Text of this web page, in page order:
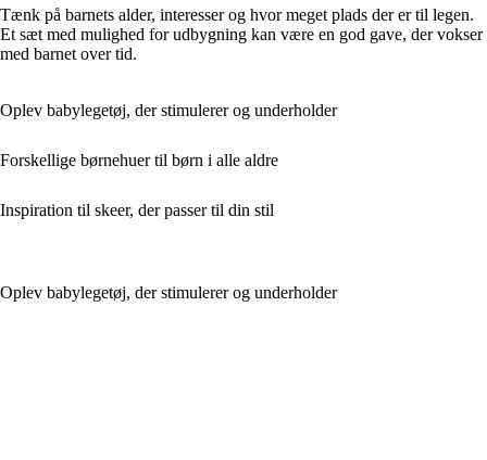
Tænk på barnets alder, interesser og hvor meget plads der er til legen.
Et sæt med mulighed for udbygning kan være en god gave, der vokser
med barnet over tid.
Oplev babylegetøj, der stimulerer og underholder
Forskellige børnehuer til børn i alle aldre
Inspiration til skeer, der passer til din stil
Oplev babylegetøj, der stimulerer og underholder